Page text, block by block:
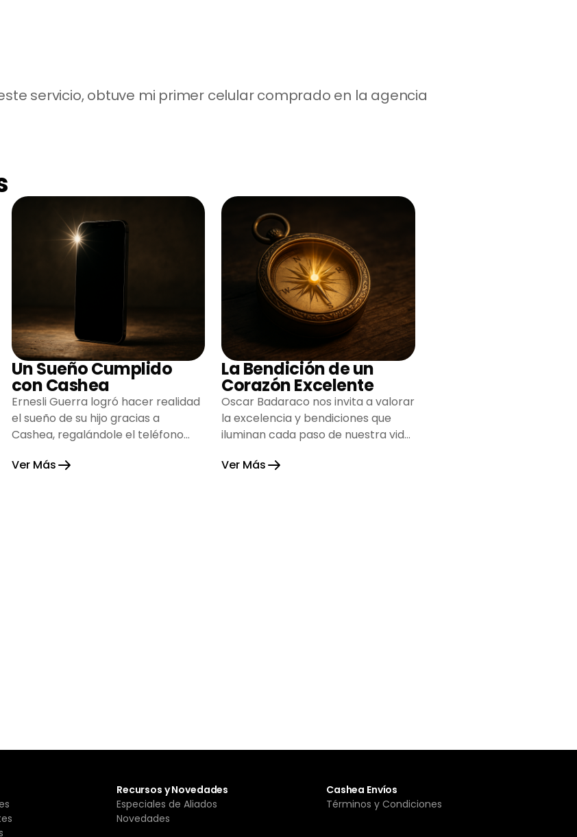
servicio, obtuve mi primer celular comprado en la agencia
Un Sueño Cumplido
con Cashea
Ernesli Guerra logró hacer realidad
el sueño de su hijo gracias a
Cashea, regalándole el teléfono
alegría su hogar.
Ver Más
La Bendición de un
Corazón Excelente
Oscar Badaraco nos invita a valorar
la excelencia y bendiciones que
iluminan cada paso de nuestra vida,
gratitud y fortaleza.
Ver Más
Recursos y Novedades
Especiales de Aliados
Novedades
Cashea Envíos
Términos y Condiciones